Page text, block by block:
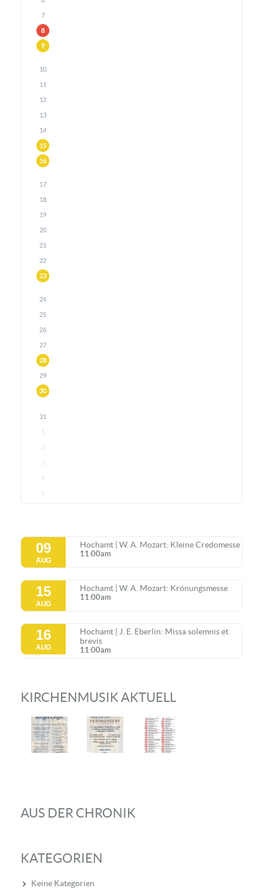
7
8
9
10
11
12
13
14
15
16
17
18
19
20
21
22
23
24
25
26
27
28
29
30
31
1
2
3
4
5
09
AUG
Hochamt | W. A. Mozart: Kleine Credomesse
11:00am
15
AUG
Hochamt | W. A. Mozart: Krönungsmesse
11:00am
16
AUG
Hochamt | J. E. Eberlin: Missa solemnis et
brevis
11:00am
KIRCHENMUSIK AKTUELL
AUS DER CHRONIK
KATEGORIEN
Keine Kategorien